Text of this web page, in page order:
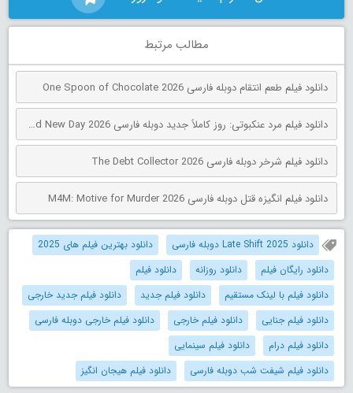
مطالب مرتبط
دانلود فیلم طعم انتقام دوبله فارسی One Spoon of Chocolate 2026
دانلود فیلم مرد عنکبوتی: روز کاملاً جدید دوبله فارسی Spider-Man: Brand New Day 2026
دانلود فیلم شرخر دوبله فارسی The Debt Collector 2026
دانلود فیلم انگیزه قتل دوبله فارسی M4M: Motive for Murder 2026
دانلود Late Shift 2025 دوبله فارسی
دانلود بهترین فیلم های 2025
دانلود رایگان فیلم
دانلود روزانه
دانلود فیلم
دانلود فیلم با لینک مستقیم
دانلود فیلم جدید
دانلود فیلم جدید خارجی
دانلود فیلم جنایی
دانلود فیلم خارجی
دانلود فیلم خارجی دوبله فارسی
دانلود فیلم درام
دانلود فیلم سینمایی
دانلود فیلم شیفت شب دوبله فارسی
دانلود فیلم هیجان انگیز